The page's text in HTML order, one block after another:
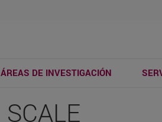
ÁREAS DE INVESTIGACIÓN
SCALE